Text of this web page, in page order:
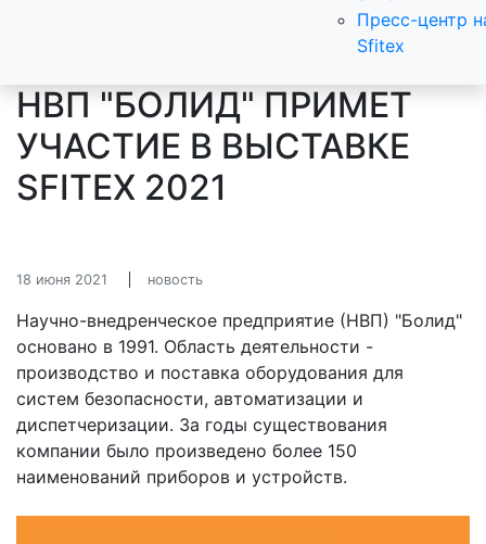
Пресс-центр
Sfitex
НВП "БОЛИД" ПРИМЕТ
УЧАСТИЕ В ВЫСТАВКЕ
SFITEX 2021
18 июня 2021 новость
Научно-внедренческое предприятие (НВП) "Болид"
основано в 1991. Область деятельности -
производство и поставка оборудования для
систем безопасности, автоматизации и
диспетчеризации. За годы существования
компании было произведено более 150
наименований приборов и устройств.